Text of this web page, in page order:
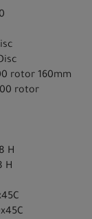
rotor 160mm
rotor
H
H